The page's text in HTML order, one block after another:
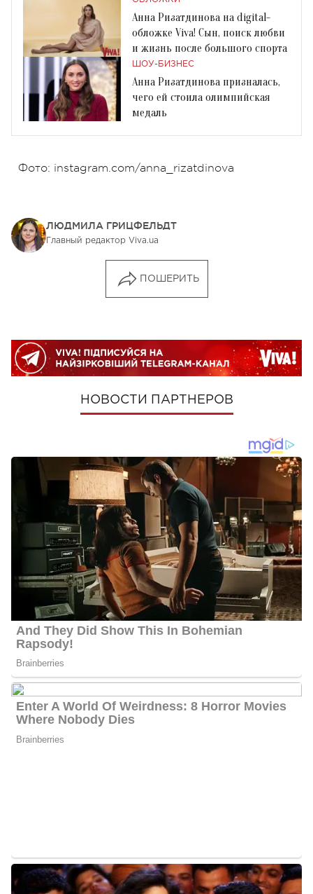
Анна Ризатдинова на digital-
обложке Viva! Сын, поиск любви
и жизнь после большого спорта
ШОУ-БИЗНЕС
Анна Ризатдинова призналась,
чего ей стоила олимпийская
медаль
Фото: instagram.com/anna_rizatdinova
ЛЮДМИЛА ГРИЦФЕЛЬДТ
Главный редактор Viva.ua
ПОШЕРИТЬ
НОВОСТИ ПАРТНЕРОВ